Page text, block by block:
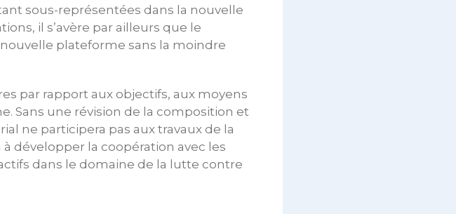
sous-représentées dans la nouvelle
il s’avère par ailleurs que le
plateforme sans la moindre
par rapport aux objectifs, aux moyens
Sans une révision de la composition et
ne participera pas aux travaux de la
développer la coopération avec les
dans le domaine de la lutte contre